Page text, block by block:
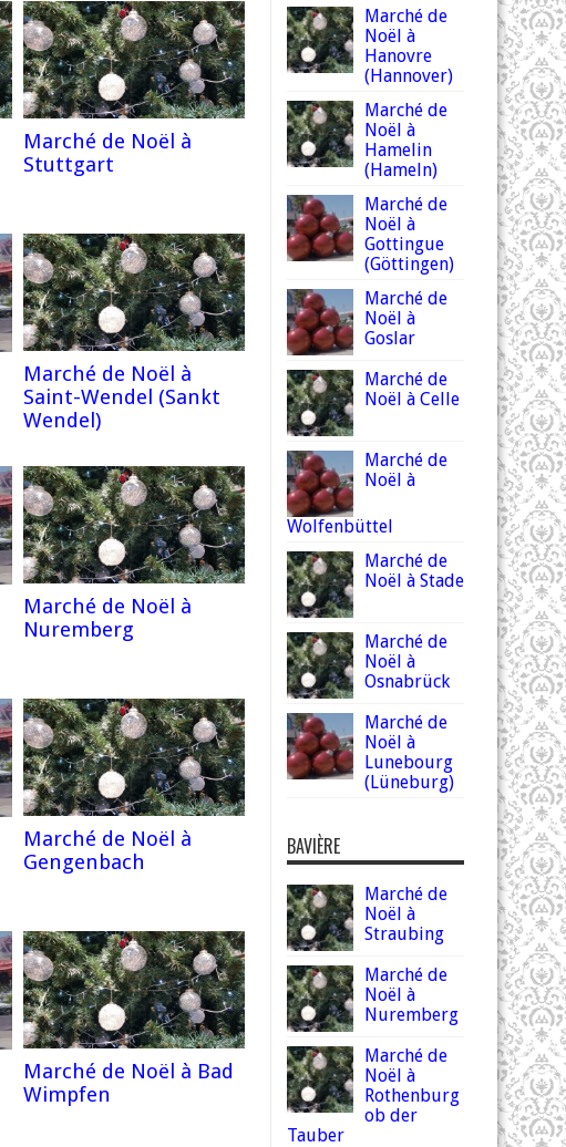
Marché de Noël à
Stuttgart
Marché de Noël à
Saint-Wendel (Sankt
Wendel)
Marché de Noël à
Nuremberg
Marché de Noël à
Gengenbach
Marché de Noël à Bad
Wimpfen
Marché de
Noël à
Hanovre
(Hannover)
Marché de
Noël à
Hamelin
(Hameln)
Marché de
Noël à
Gottingue
(Göttingen)
Marché de
Noël à
Goslar
Marché de
Noël à Celle
Marché de
Noël à
Wolfenbüttel
Marché de
Noël à Stade
Marché de
Noël à
Osnabrück
Marché de
Noël à
Lunebourg
(Lüneburg)
BAVIÈRE
Marché de
Noël à
Straubing
Marché de
Noël à
Nuremberg
Marché de
Noël à
Rothenburg
ob der
Tauber